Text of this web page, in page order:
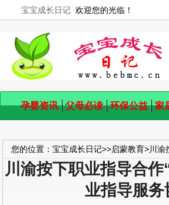
宝宝成长日记 欢迎您的光临！
孕婴资讯 父母必读 环保公益 家
您的位置： 宝宝成长日记>>启蒙教育>川渝
川渝按下职业指导合
业指导服务